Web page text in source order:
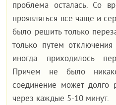
проблема осталась. Со
проявляться все чаще и
было решить только
только путем
иногда приходилось
Причем не было
соединение может долго
через каждые 5-10 минут.